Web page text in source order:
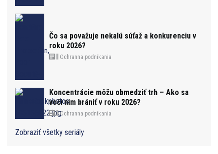
Čo sa považuje nekalú súťaž a konkurenciu v
roku 2026?
Ochranna podnikania
Koncentrácie môžu obmedziť trh – Ako sa
voči nim brániť v roku 2026?
Ochranna podnikania
Zobraziť všetky seriály